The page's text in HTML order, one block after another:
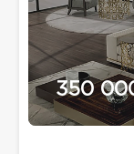
350